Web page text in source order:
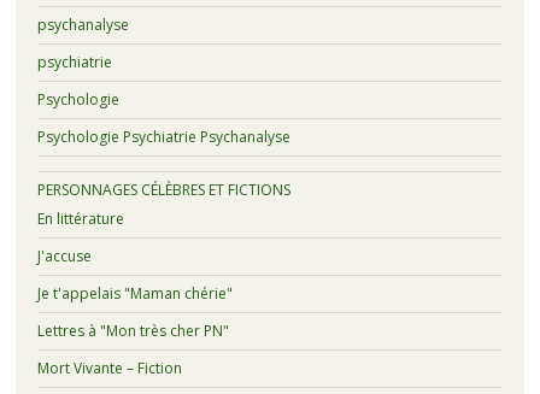
psychanalyse
psychiatrie
Psychologie
Psychologie Psychiatrie Psychanalyse
PERSONNAGES CÉLÈBRES ET FICTIONS
En littérature
J'accuse
Je t'appelais "Maman chérie"
Lettres à "Mon très cher PN"
Mort Vivante – Fiction